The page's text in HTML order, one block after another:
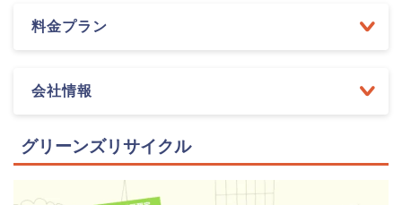
料金プラン
会社情報
グリーンズリサイクル